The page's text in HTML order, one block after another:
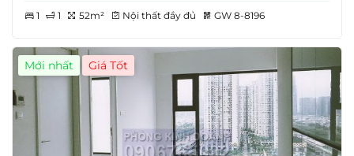
1 1 52m² Nội thất đầy đủ GW 8-8196
Mới nhất